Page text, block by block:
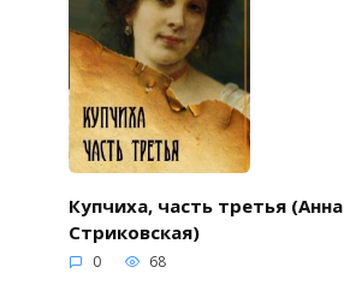
Купчиха, часть третья (Анна
Стриковская)
0 68